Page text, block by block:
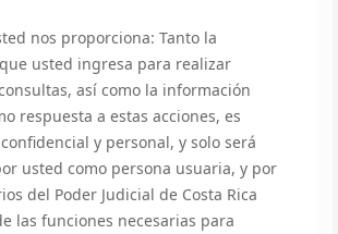
nos proporciona: Tanto la
usted ingresa para realizar
así como la información
respuesta a estas acciones, es
y personal, y solo será
usted como persona usuaria, y por
del Poder Judicial de Costa Rica
las funciones necesarias para